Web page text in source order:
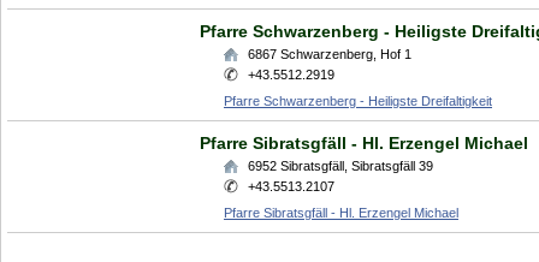
Pfarre Schwarzenberg - Heiligste
6867 Schwarzenberg Hof 1
+43.5512.2919
Pfarre Schwarzenberg - Heiligste Dreifaltigkeit
Pfarre Sibratsgfäll - Hl. Erzengel Michael
6952 Sibratsgfäll Sibratsgfäll 39
+43.5513.2107
Pfarre Sibratsgfäll - Hl. Erzengel Michael